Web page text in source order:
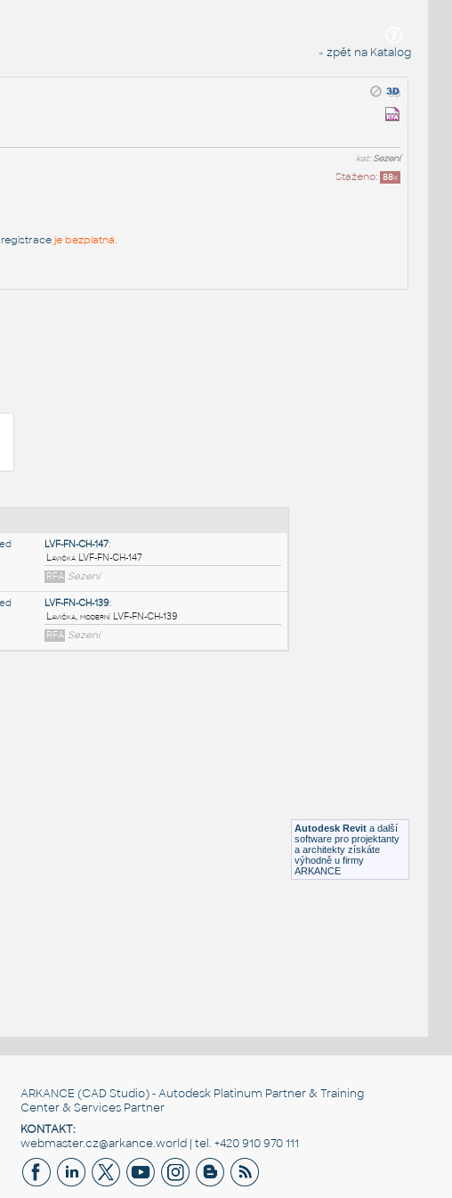
« zpět na Katalog
kat:Sezení
Staženo: 88x
registraceje bezplatná.
Autodesk Revit a další
software pro projektanty
a architekty získáte
výhodně u firmy
ARKANCE
ARKANCE (CAD Studio) - Autodesk Platinum Partner & Training
Center & Services Partner
KONTAKT:
webmaster.cz@arkance.world | tel. +420 910 970 111